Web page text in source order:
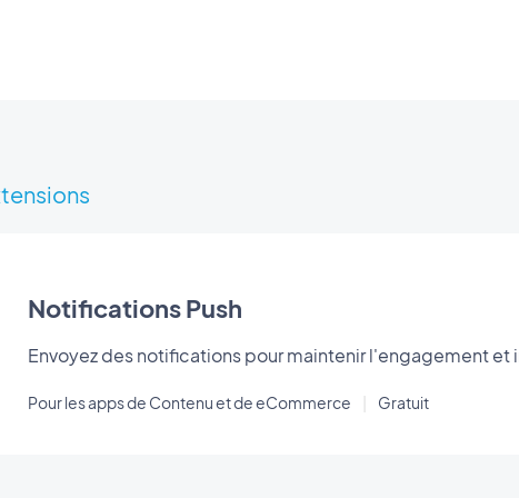
Notifications Push
Envoyez des notifications pour maintenir l'engagement et
Pour les apps de Contenu et de eCommerce Gratuit